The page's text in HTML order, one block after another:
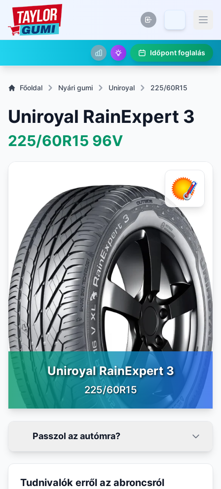
Időpont foglalás
Főoldal Nyári gumi Uniroyal 225/60R15
Uniroyal RainExpert 3
225/60R15 96V
Uniroyal RainExpert 3
225/60R15
Passzol az autómra?
Tudnivalók erről az abroncsról